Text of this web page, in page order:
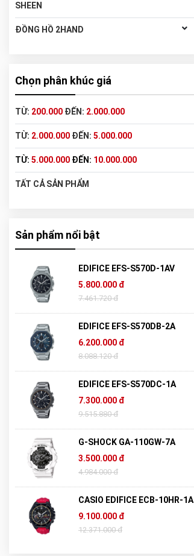
SHEEN
ĐỒNG HỒ 2HAND
Chọn phân khúc giá
TỪ: 200.000 ĐẾN: 2.000.000
TỪ: 2.000.000 ĐẾN: 5.000.000
TỪ: 5.000.000 ĐẾN: 10.000.000
TẤT CẢ SẢN PHẨM
Sản phẩm nổi bật
EDIFICE EFS-S570D-1AV
5.800.000 đ
7.461.720 đ
EDIFICE EFS-S570DB-2A
6.200.000 đ
8.088.120 đ
EDIFICE EFS-S570DC-1A
7.300.000 đ
9.515.880 đ
G-SHOCK GA-110GW-7A
3.500.000 đ
4.984.000 đ
CASIO EDIFICE ECB-10HR-1A
9.100.000 đ
12.371.000 đ